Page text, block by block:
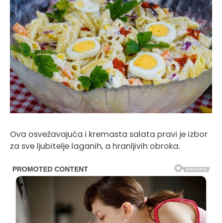
Ova osvežavajuća i kremasta salata pravi je izbor
za sve ljubitelje laganih, a hranljivih obroka.